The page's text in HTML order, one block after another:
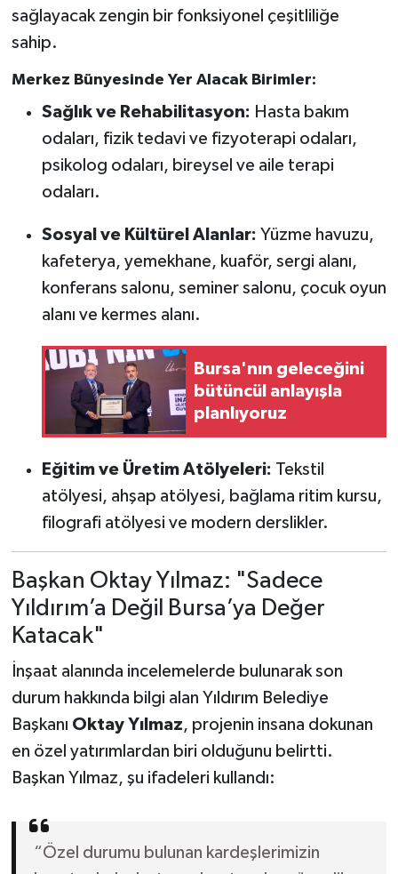
sağlayacak zengin bir fonksiyonel çeşitliliğe
sahip.
Merkez Bünyesinde Yer Alacak Birimler:
Sağlık ve Rehabilitasyon: Hasta bakım
odaları, fizik tedavi ve fizyoterapi odaları,
psikolog odaları, bireysel ve aile terapi
odaları.
Sosyal ve Kültürel Alanlar: Yüzme havuzu,
kafeterya, yemekhane, kuaför, sergi alanı,
konferans salonu, seminer salonu, çocuk oyun
alanı ve kermes alanı.
Bursa'nın geleceğini
bütüncül anlayışla
planlıyoruz
Eğitim ve Üretim Atölyeleri: Tekstil
atölyesi, ahşap atölyesi, bağlama ritim kursu,
filografi atölyesi ve modern derslikler.
Başkan Oktay Yılmaz: "Sadece
Yıldırım’a Değil Bursa’ya Değer
Katacak"
İnşaat alanında incelemelerde bulunarak son
durum hakkında bilgi alan Yıldırım Belediye
Başkanı Oktay Yılmaz, projenin insana dokunan
en özel yatırımlardan biri olduğunu belirtti.
Başkan Yılmaz, şu ifadeleri kullandı:
“Özel durumu bulunan kardeşlerimizin